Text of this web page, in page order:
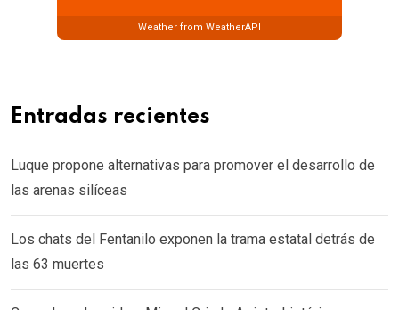
Weather from WeatherAPI
Entradas recientes
Luque propone alternativas para promover el desarrollo de
las arenas silíceas
Los chats del Fentanilo exponen la trama estatal detrás de
las 63 muertes